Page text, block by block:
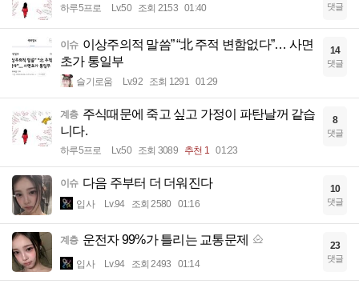
하루5프로 Lv.50 조회 2153 01:40 댓글
이슈 이상주의적 말씀” “北 주적 변함없다”… 사면
초가 통일부
슬기로움 Lv.92 조회 1291 01:29
14
댓글
계층 주식때문에 죽고 싶고 가정이 파탄날꺼 같습
니다.
하루5프로 Lv.50 조회 3089 추천 1 01:23
8
댓글
이슈 다음 주부터 더 더워진다
입사 Lv.94 조회 2580 01:16
10
댓글
계층 운전자 99%가 틀리는 교통문제
입사 Lv.94 조회 2493 01:14
23
댓글